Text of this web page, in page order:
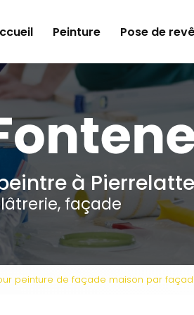
Peinture Pose de
à Pierrelatte
façade
peinture de façade maison par